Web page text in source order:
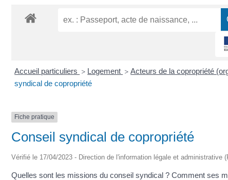
Accueil particuliers > Logement > Acteurs de la copropriété
syndical de copropriété
Fiche pratique
Conseil syndical de copropriété
Vérifié le 17/04/2023 - Direction de l'information légale et administrative
Quelles sont les missions du conseil syndical ? Comment ses